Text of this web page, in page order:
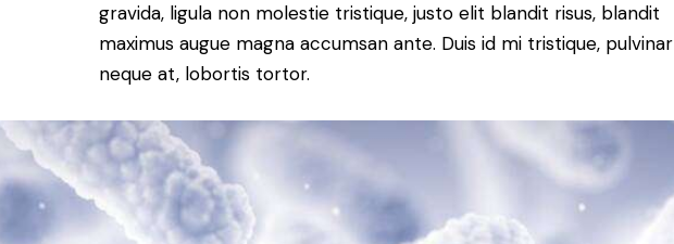
gravida, ligula non molestie tristique, justo elit blandit risus, blandit
maximus augue magna accumsan ante. Duis id mi tristique, pulvinar
neque at, lobortis tortor.